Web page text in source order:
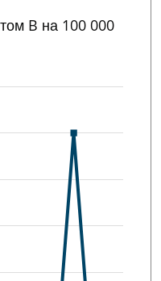
B на 100 000